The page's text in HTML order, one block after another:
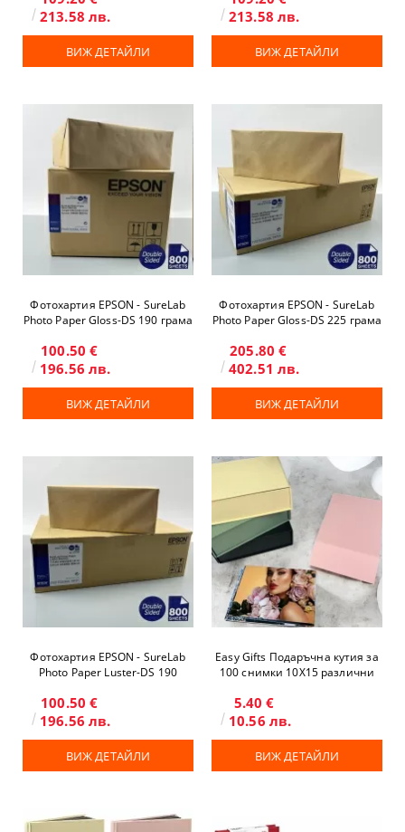
213.58 лв.
ВИЖ ДЕТАЙЛИ
213.58 лв.
ВИЖ ДЕТАЙЛИ
Фотохартия EPSON - SureLab
Photo Paper Gloss-DS 190 грама
100.50 €
196.56 лв.
ВИЖ ДЕТАЙЛИ
Фотохартия EPSON - SureLab
Photo Paper Gloss-DS 225 грама
205.80 €
402.51 лв.
ВИЖ ДЕТАЙЛИ
Фотохартия EPSON - SureLab
Photo Paper Luster-DS 190
100.50 €
196.56 лв.
ВИЖ ДЕТАЙЛИ
Easy Gifts Подаръчна кутия за
100 снимки 10X15 различни
5.40 €
10.56 лв.
ВИЖ ДЕТАЙЛИ